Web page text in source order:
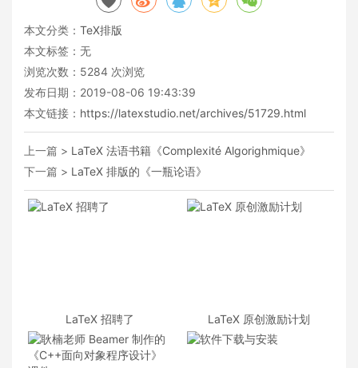
本文分类： TeX排版
本文标签：无
浏览次数： 5284 次浏览
发布日期：2019-08-06 19:43:39
本文链接： https://latexstudio.net/archives/51729.html
上一篇 > LaTeX 法语书籍《Complexité Algorighmique》
下一篇 > LaTeX 排版的《一瓶论语》
LaTeX 招聘了 LaTeX 原创激励计划